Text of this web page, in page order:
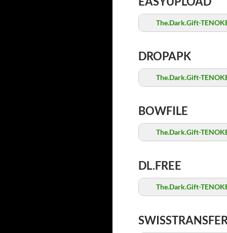
The.Dark.Gift-
DROPAPK
The.Dark.Gift-
BOWFILE
The.Dark.Gift-
DL.FREE
The.Dark.Gift-